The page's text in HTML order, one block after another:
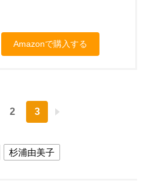
Amazonで購入する
2 3
杉浦由美子